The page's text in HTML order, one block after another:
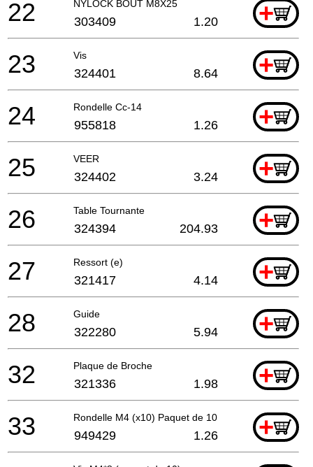
NYLOCK BOUT M8X25 +
22 303409 1.20
Vis +
23 324401 8.64
Rondelle Cc-14 +
24 955818 1.26
VEER +
25 324402 3.24
Table Tournante +
26 324394 204.93
Ressort (e) +
27 321417 4.14
Guide +
28 322280 5.94
Plaque de Broche +
32 321336 1.98
Rondelle M4 (x10) Paquet de 10 +
33 949429 1.26